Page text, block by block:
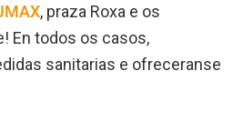
, praza Roxa e os
En todos os casos,
sanitarias e ofreceranse